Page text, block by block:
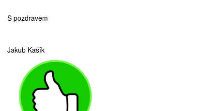
S pozdravem
Jakub Kašík